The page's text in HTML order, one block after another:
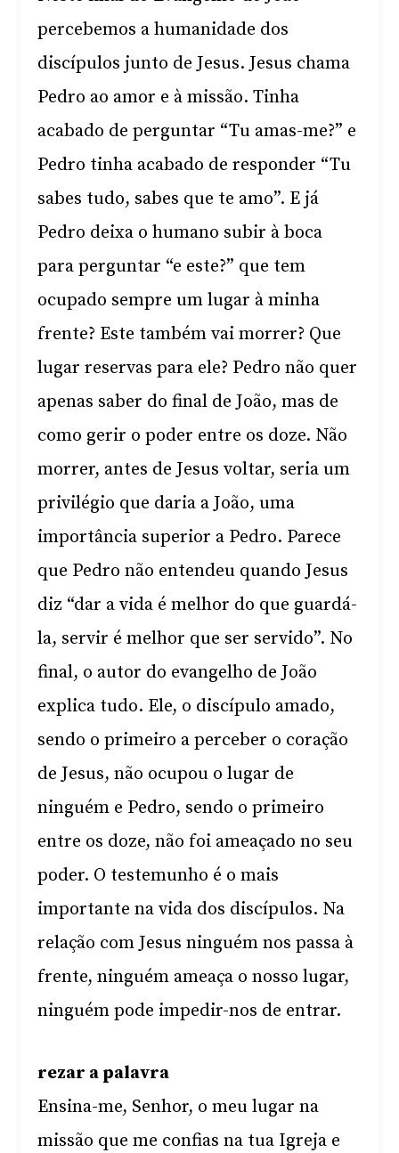
percebemos a humanidade dos
discípulos junto de Jesus. Jesus chama
Pedro ao amor e à missão. Tinha
acabado de perguntar “Tu amas-me?” e
Pedro tinha acabado de responder “Tu
sabes tudo, sabes que te amo”. E já
Pedro deixa o humano subir à boca
para perguntar “e este?” que tem
ocupado sempre um lugar à minha
frente? Este também vai morrer? Que
lugar reservas para ele? Pedro não quer
apenas saber do final de João, mas de
como gerir o poder entre os doze. Não
morrer, antes de Jesus voltar, seria um
privilégio que daria a João, uma
importância superior a Pedro. Parece
que Pedro não entendeu quando Jesus
diz “dar a vida é melhor do que guardá-
la, servir é melhor que ser servido”. No
final, o autor do evangelho de João
explica tudo. Ele, o discípulo amado,
sendo o primeiro a perceber o coração
de Jesus, não ocupou o lugar de
ninguém e Pedro, sendo o primeiro
entre os doze, não foi ameaçado no seu
poder. O testemunho é o mais
importante na vida dos discípulos. Na
relação com Jesus ninguém nos passa à
frente, ninguém ameaça o nosso lugar,
ninguém pode impedir-nos de entrar.
rezar a palavra
Ensina-me, Senhor, o meu lugar na
missão que me confias na tua Igreja e